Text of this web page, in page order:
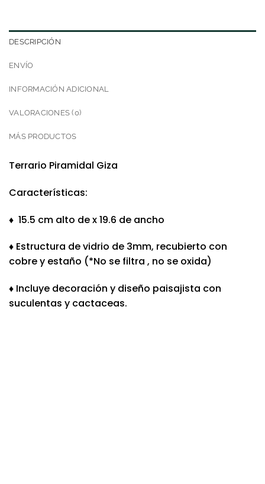
DESCRIPCIÓN
ENVÍO
INFORMACIÓN ADICIONAL
VALORACIONES (0)
MÁS PRODUCTOS
Terrario Piramidal Giza
Características:
♦ 15.5 cm alto de x 19.6 de ancho
♦ Estructura de vidrio de 3mm, recubierto con
cobre y estaño (*No se filtra , no se oxida)
♦ Incluye decoración y diseño paisajista con
suculentas y cactaceas.